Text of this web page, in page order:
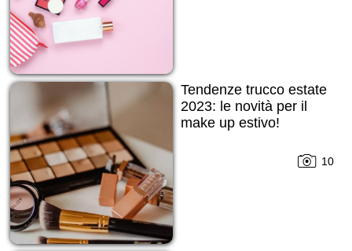
Tendenze trucco estate
2023: le novità per il
make up estivo!
10